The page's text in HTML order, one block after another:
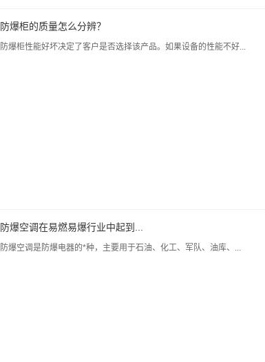
防爆柜的质量怎么分辨？
防爆柜性能好坏决定了客户是否选择该产品。如果设备的性能不好...
防爆空调在易燃易爆行业中起到...
防爆空调是防爆电器的*种，主要用于石油、化工、军队、油库、...